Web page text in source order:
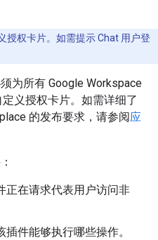
授权卡片。如需提示 Chat 用户登
为所有 Google Workspace
义授权卡片。如需详细了
的发布要求，请参阅应
正在请求代表用户访问非
件能够执行哪些操作。